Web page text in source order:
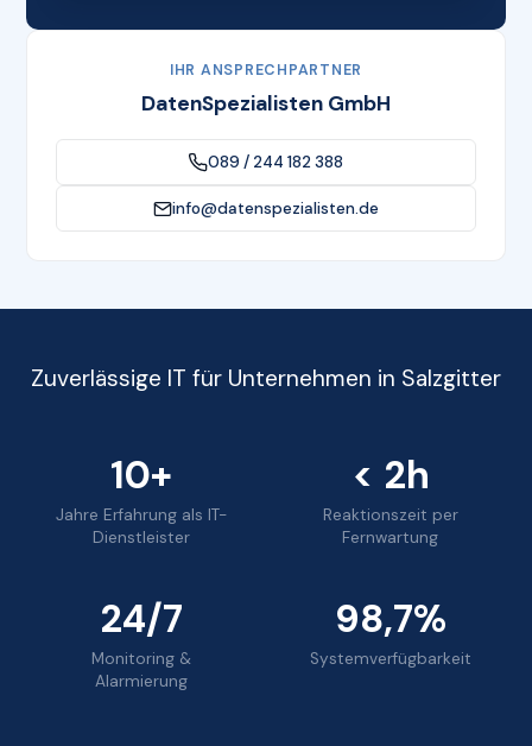
IHR ANSPRECHPARTNER
DatenSpezialisten GmbH
089 / 244 182 388
info@datenspezialisten.de
Zuverlässige IT für Unternehmen in Salzgitter
10+
Jahre Erfahrung als IT-
Dienstleister
< 2h
Reaktionszeit per
Fernwartung
24/7
Monitoring &
Alarmierung
98,7%
Systemverfügbarkeit